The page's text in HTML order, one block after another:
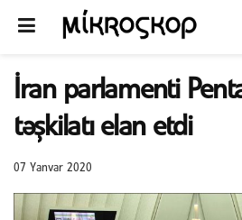
İran parlamenti
təşkilatı elan etdi
07 Yanvar 2020